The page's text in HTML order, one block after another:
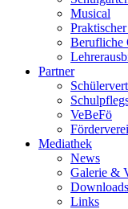
Musical
Berufliche
Partner
VeBeFö
Mediathek
News
Galerie &
Downloads
Links